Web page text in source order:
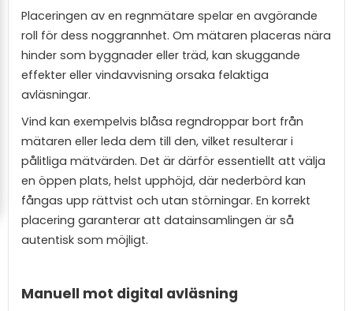
Placeringen av en regnmätare spelar en avgörande
roll för dess noggrannhet. Om mätaren placeras nära
hinder som byggnader eller träd, kan skuggande
effekter eller vindavvisning orsaka felaktiga
avläsningar.
Vind kan exempelvis blåsa regndroppar bort från
mätaren eller leda dem till den, vilket resulterar i
pålitliga mätvärden. Det är därför essentiellt att välja
en öppen plats, helst upphöjd, där nederbörd kan
fångas upp rättvist och utan störningar. En korrekt
placering garanterar att datainsamlingen är så
autentisk som möjligt.
Manuell mot digital avläsning